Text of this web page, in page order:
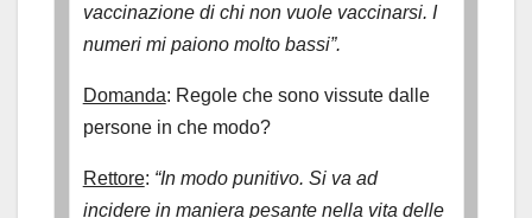
vaccinazione di chi non vuole vaccinarsi. I
numeri mi paiono molto bassi”.
Domanda: Regole che sono vissute dalle
persone in che modo?
Rettore: “In modo punitivo. Si va ad
incidere in maniera pesante nella vita delle